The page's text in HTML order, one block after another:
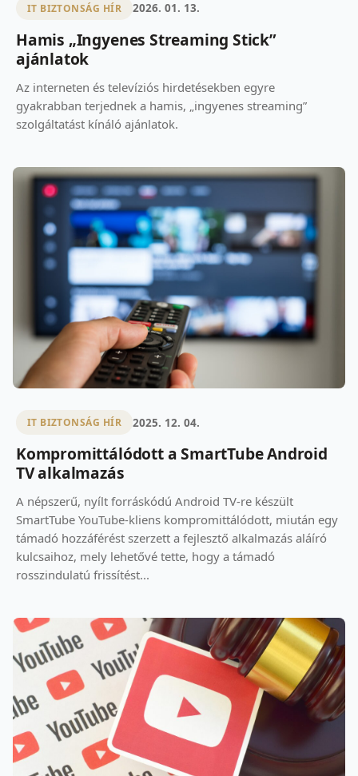
IT BIZTONSÁG HÍR 2026. 01. 13.
Hamis „Ingyenes Streaming Stick”
ajánlatok
Az interneten és televíziós hirdetésekben egyre
gyakrabban terjednek a hamis, „ingyenes streaming”
szolgáltatást kínáló ajánlatok.
IT BIZTONSÁG HÍR 2025. 12. 04.
Kompromittálódott a SmartTube Android
TV alkalmazás
A népszerű, nyílt forráskódú Android TV-re készült
SmartTube YouTube-kliens kompromittálódott, miután egy
támadó hozzáférést szerzett a fejlesztő alkalmazás aláíró
kulcsaihoz, mely lehetővé tette, hogy a támadó
rosszindulatú frissítést...